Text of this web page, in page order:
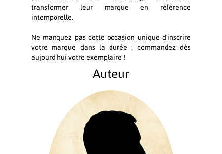
transformer leur marque en référence
intemporelle.
Ne manquez pas cette occasion unique d’inscrire
votre marque dans la durée : commandez dès
aujourd’hui votre exemplaire !
Auteur